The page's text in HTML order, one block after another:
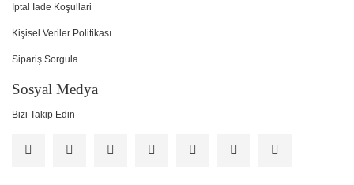
İptal İade Koşullari
Kişisel Veriler Politikası
Sipariş Sorgula
Sosyal Medya
Bizi Takip Edin